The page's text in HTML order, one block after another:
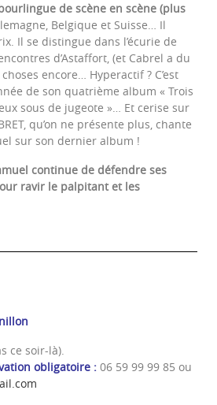
de scène en scène (plus
Belgique et Suisse… Il
Il se distingue dans l’écurie de
d’Astaffort, (et Cabrel a du
encore… Hyperactif ? C’est
de son quatrième album « Trois
sous de jugeote »… Et cerise sur
qu’on ne présente plus, chante
sur son dernier album !
continue de défendre ses
ravir le palpitant et les
ce soir-là).
obligatoire : 06 59 99 99 85 ou